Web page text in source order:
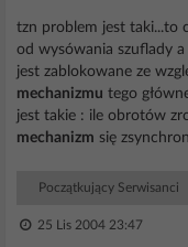
tzn problem jest taki...to
od wysówania szuflady
jest zablokowane ze
mechanizmu tego
jest takie : ile obrotów
mechanizm się
Początkujący Serwisanci
25 Lis 2004 23:47